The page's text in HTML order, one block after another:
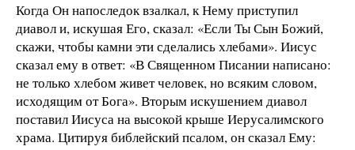
Когда Он напоследок взалкал, к Нему приступил
диавол и, искушая Его, сказал: «Если Ты Сын Божий,
скажи, чтобы камни эти сделались хлебами». Иисус
сказал ему в ответ: «В Священном Писании написано:
не только хлебом живет человек, но всяким словом,
исходящим от Бога». Вторым искушением диавол
поставил Иисуса на высокой крыше Иерусалимского
храма. Цитируя библейский псалом, он сказал Ему: